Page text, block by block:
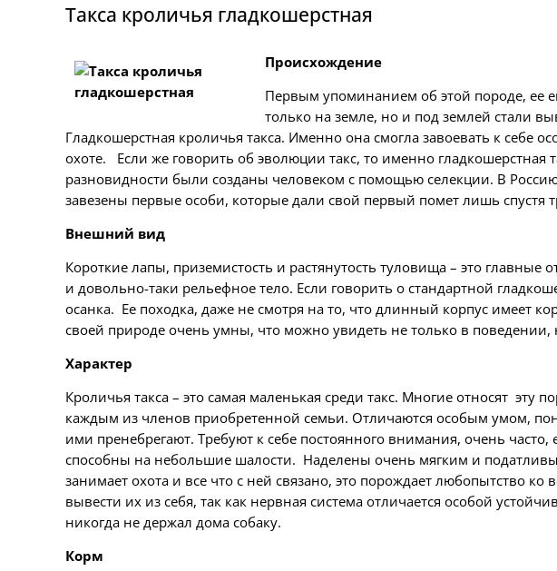
Такса кроличья гладкошерстная
Происхождение
Первым упоминанием об этой породе, ее
только на земле, но и под землей стали
Гладкошерстная кроличья такса. Именно она смогла завоевать к
охоте. Если же говорить об эволюции такс, то именно гладкошерстная
разновидности были созданы человеком с помощью селекции. В
завезены первые особи, которые дали свой первый помет лишь спустя
Внешний вид
Короткие лапы, приземистость и растянутость туловища – это
и довольно-таки рельефное тело. Если говорить о стандартной
осанка. Ее походка, даже не смотря на то, что длинный корпус имеет
своей природе очень умны, что можно увидеть не только в поведении,
Характер
Кроличья такса – это самая маленькая среди такс. Многие относят
каждым из членов приобретенной семьи. Отличаются особым умом,
ими пренебрегают. Требуют к себе постоянного внимания, очень
способны на небольшие шалости. Наделены очень мягким и
занимает охота и все что с ней связано, это порождает любопытство
вывести их из себя, так как нервная система отличается особой
никогда не держал дома собаку.
Корм